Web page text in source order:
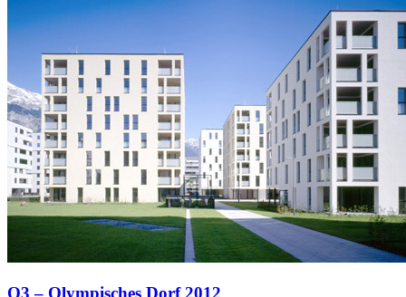
O3 – Olympisches Dorf 2012